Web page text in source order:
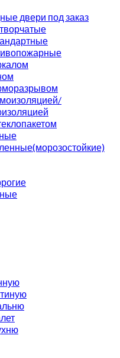
двери под заказ